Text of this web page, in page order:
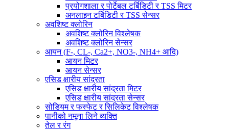
प्रयोगशाला र पोर्टेबल टर्बिडिटी र TSS मिटर
अनलाइन टर्बिडिटी र TSS सेन्सर
अवशिष्ट क्लोरिन
अवशिष्ट क्लोरिन विश्लेषक
अवशिष्ट क्लोरिन सेन्सर
आयन (F-, CL-, Ca2+, NO3-, NH4+ आदि)
आयन मिटर
आयन सेन्सर
एसिड क्षारीय सांद्रता
एसिड क्षारीय सांद्रता मिटर
एसिड क्षारीय सांद्रता सेन्सर
सोडियम र फस्फेट र सिलिकेट विश्लेषक
पानीको नमूना लिने व्यक्ति
तेल र रंग